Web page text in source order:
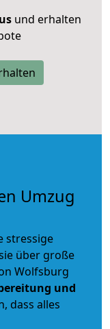
und erhalten
Umzug
stressige
über große
Wolfsburg
und
dass alles